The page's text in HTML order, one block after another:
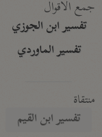
جمع الأقوال
تفسير ابن الجوزي
تفسير الماوردي
منتقاة
تفسير ابن القيم